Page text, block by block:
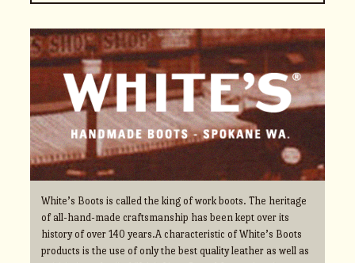
White’s Boots is called the king of work boots. The heritage
of all-hand-made craftsmanship has been kept over its
history of over 140 years.A characteristic of White’s Boots
products is the use of only the best quality leather as well as